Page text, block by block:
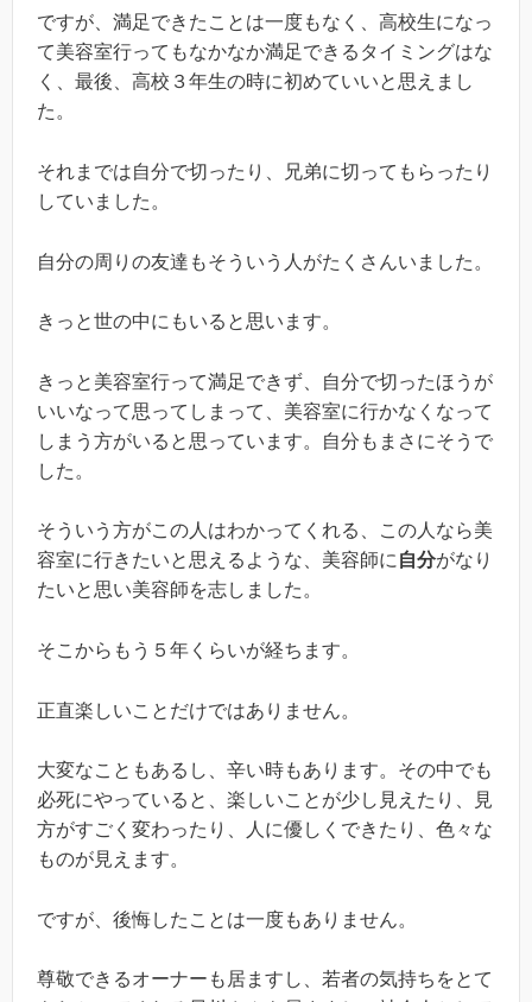
ですが、満足できたことは一度もなく、高校生になっ
て美容室行ってもなかなか満足できるタイミングはな
く、最後、高校３年生の時に初めていいと思えまし
た。
それまでは自分で切ったり、兄弟に切ってもらったり
していました。
自分の周りの友達もそういう人がたくさんいました。
きっと世の中にもいると思います。
きっと美容室行って満足できず、自分で切ったほうが
いいなって思ってしまって、美容室に行かなくなって
しまう方がいると思っています。自分もまさにそうで
した。
そういう方がこの人はわかってくれる、この人なら美
容室に行きたいと思えるような、美容師に自分がなり
たいと思い美容師を志しました。
そこからもう５年くらいが経ちます。
正直楽しいことだけではありません。
大変なこともあるし、辛い時もあります。その中でも
必死にやっていると、楽しいことが少し見えたり、見
方がすごく変わったり、人に優しくできたり、色々な
ものが見えます。
ですが、後悔したことは一度もありません。
尊敬できるオーナーも居ますし、若者の気持ちをとて